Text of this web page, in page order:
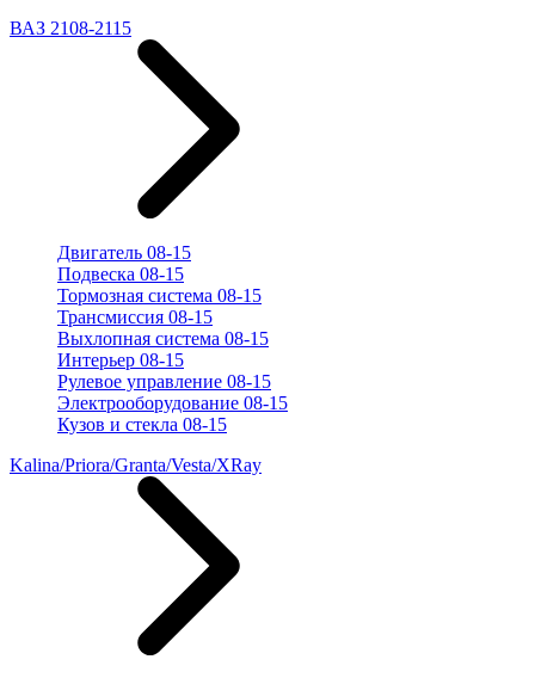
ВАЗ 2108-2115
Двигатель 08-15
Подвеска 08-15
Тормозная система 08-15
Трансмиссия 08-15
Выхлопная система 08-15
Интерьер 08-15
Рулевое управление 08-15
Электрооборудование 08-15
Кузов и стекла 08-15
Kalina/Priora/Granta/Vesta/XRay